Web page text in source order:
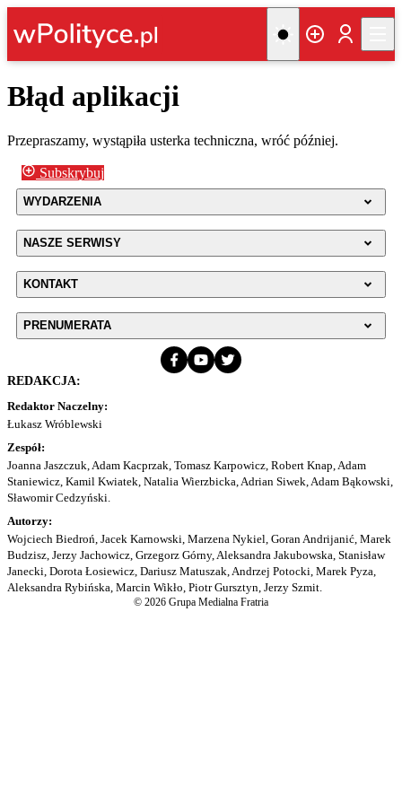
Błąd aplikacji
Przepraszamy, wystąpiła usterka techniczna, wróć później.
Subskrybuj
WYDARZENIA
NASZE SERWISY
KONTAKT
PRENUMERATA
REDAKCJA:
Redaktor Naczelny:
Łukasz Wróblewski
Zespół:
Joanna Jaszczuk, Adam Kacprzak, Tomasz Karpowicz, Robert Knap, Adam
Staniewicz, Kamil Kwiatek, Natalia Wierzbicka, Adrian Siwek, Adam Bąkowski,
Sławomir Cedzyński.
Autorzy:
Wojciech Biedroń, Jacek Karnowski, Marzena Nykiel, Goran Andrijanić, Marek
Budzisz, Jerzy Jachowicz, Grzegorz Górny, Aleksandra Jakubowska, Stanisław
Janecki, Dorota Łosiewicz, Dariusz Matuszak, Andrzej Potocki, Marek Pyza,
Aleksandra Rybińska, Marcin Wikło, Piotr Gursztyn, Jerzy Szmit.
© 2026 Grupa Medialna Fratria